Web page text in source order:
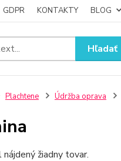
GDPR KONTAKTY BLOG
Hľadať
Plachtene Údržba oprava
žiadny tovar.